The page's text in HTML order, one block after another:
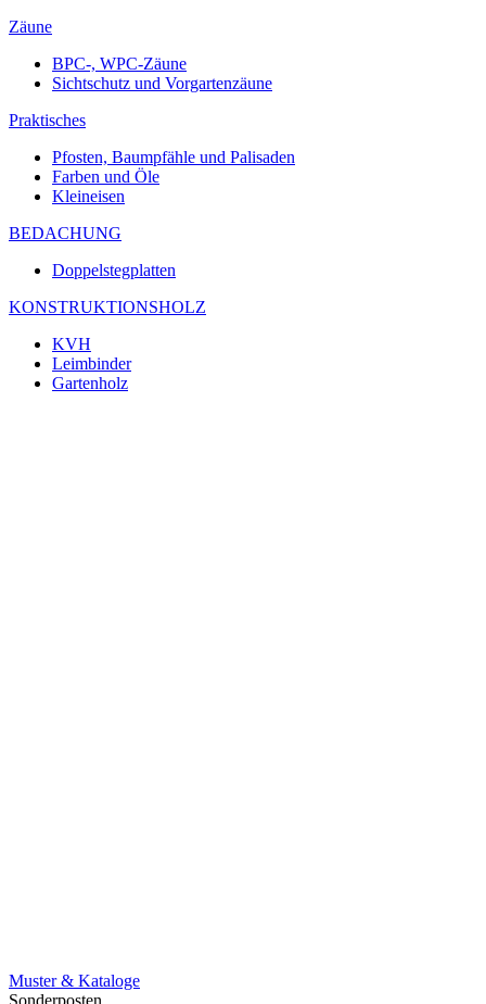
Zäune
BPC-, WPC-Zäune
Sichtschutz und Vorgartenzäune
Praktisches
Pfosten, Baumpfähle und Palisaden
Farben und Öle
Kleineisen
BEDACHUNG
Doppelstegplatten
KONSTRUKTIONSHOLZ
KVH
Leimbinder
Gartenholz
Muster & Kataloge
Sonderposten